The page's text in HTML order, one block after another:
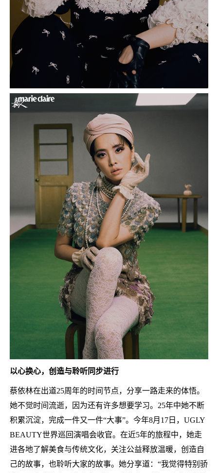
以心换心，创造与聆听同步进行
蔡依林在出道25周年的时间节点，分享一路走来的体悟。
她不觉时间流逝，因为还有许多想要学习。25年中她不断
积累沉淀，完成一件又一件“大事”。今年8月17日，UGLY
BEAUTY世界巡回演唱会收官。在近5年的旅程中，她走
进各地了解美食与传统文化，关注公益释放温暖，创造自
己的故事，也聆听大家的故事。她分享道：“我觉得特别骄